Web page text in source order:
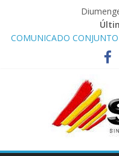
Programa de Radio TAXI
COMUNICADO CONJUNTO
Comunicado STAC/ ATC
‘Esquadra del aeropuerto
Programa de Radio TAXI
Edición 386
STAC/ATC SOLICITAN